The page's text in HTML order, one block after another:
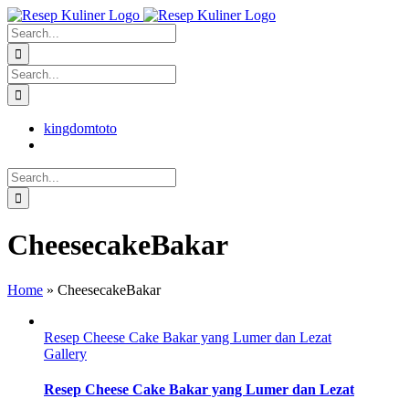
Skip
to
content
facebook
twitter
instagram
pinterest
Search
for:
Search
for:
kingdomtoto
Search
for:
CheesecakeBakar
Home » CheesecakeBakar
Resep Cheese Cake Bakar yang Lumer dan Lezat
Gallery
Resep Cheese Cake Bakar yang Lumer dan Lezat